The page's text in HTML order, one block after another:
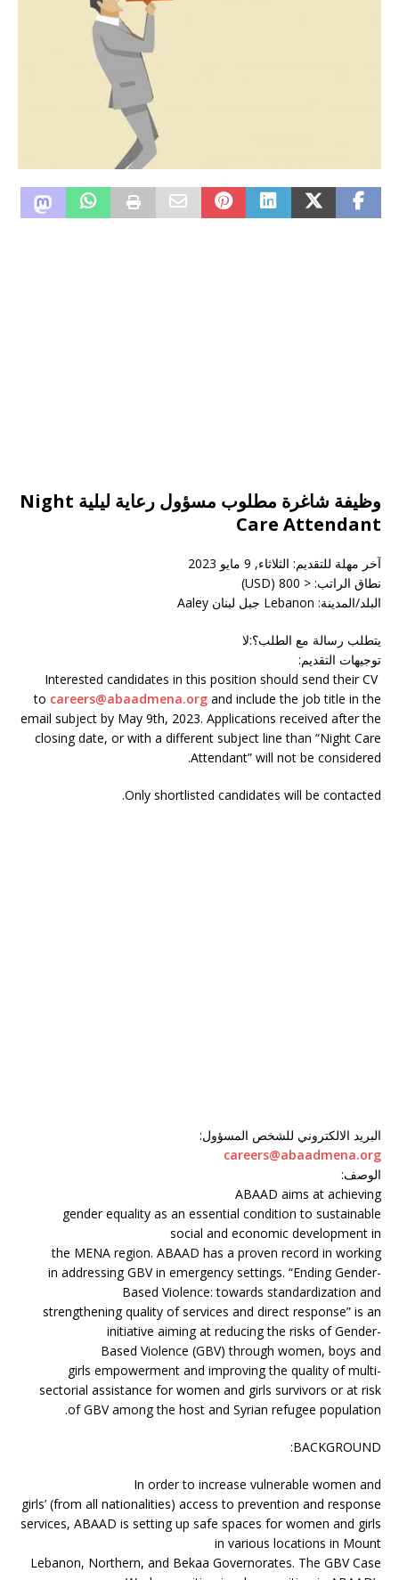
وظيفة شاغرة مطلوب مسؤول رعاية ليلية Night
Care Attendant
آخر مهلة للتقديم: الثلاثاء, 9 مايو 2023
نطاق الراتب: < 800 (USD)
البلد/المدينة:
يتطلب رسالة مع الطلب؟:لا
توجيهات التقديم:
Interested candidates in this position should send their CV
to careers@abaadmena.org and include the job title in the
email subject by May 9th, 2023. Applications received after the
closing date, or with a different subject line than “Night Care
Attendant” will not be considered.
Only shortlisted candidates will be contacted.
البريد الالكتروني للشخص المسؤول:
careers@abaadmena.org
الوصف:
ABAAD aims at achieving
gender equality as an essential condition to sustainable
social and economic development in
the MENA region. ABAAD has a proven record in working
in addressing GBV in emergency settings. “Ending Gender-
Based Violence: towards standardization and
strengthening quality of services and direct response” is an
initiative aiming at reducing the risks of Gender-
Based Violence (GBV) through women, boys and
girls empowerment and improving the quality of multi-
sectorial assistance for women and girls survivors or at risk
of GBV among the host and Syrian refugee population.
BACKGROUND:
In order to increase vulnerable women and
girls’ (from all nationalities) access to prevention and response
services, ABAAD is setting up safe spaces for women and girls
in various locations in Mount
Lebanon, Northern, and Bekaa Governorates. The GBV Case